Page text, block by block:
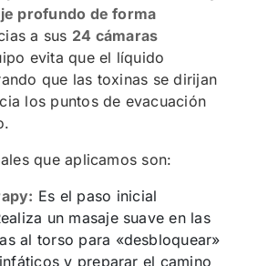
profundo de forma
a sus 24 cámaras
evita que el líquido
que las toxinas se dirijan
los puntos de evacuación
que aplicamos son:
Es el paso inicial
un masaje suave en las
al torso para «desbloquear»
y preparar el camino